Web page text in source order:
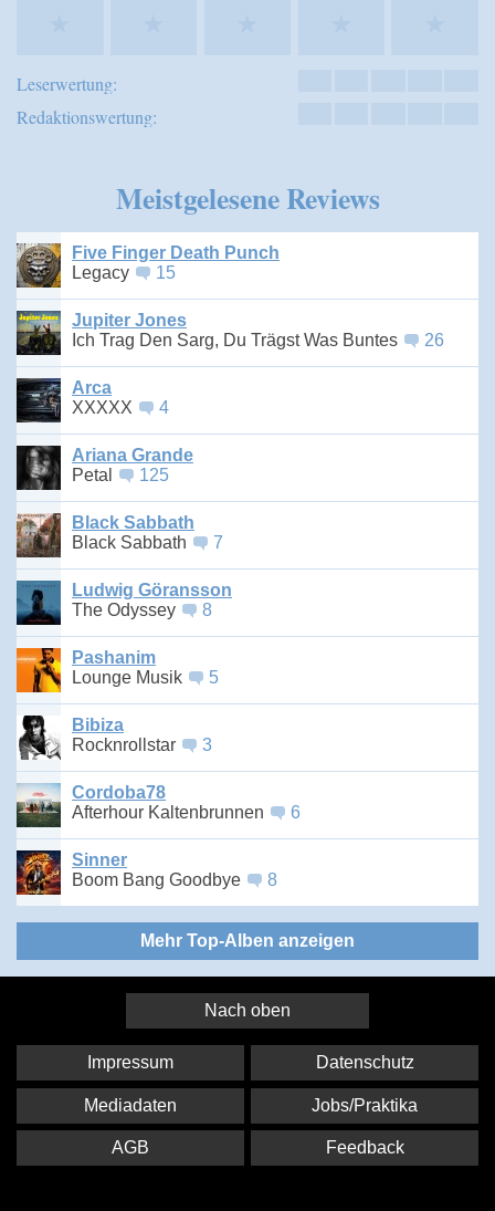
Leserwertung:
Redaktionswertung:
Meistgelesene Reviews
Five Finger Death Punch
Legacy
15
Jupiter Jones
Ich Trag Den Sarg, Du Trägst Was Buntes
26
Arca
XXXXX
4
Ariana Grande
Petal
125
Black Sabbath
Black Sabbath
7
Ludwig Göransson
The Odyssey
8
Pashanim
Lounge Musik
5
Bibiza
Rocknrollstar
3
Cordoba78
Afterhour Kaltenbrunnen
6
Sinner
Boom Bang Goodbye
8
Mehr Top-Alben anzeigen
Nach oben
Impressum Datenschutz
Mediadaten Jobs/Praktika
AGB Feedback